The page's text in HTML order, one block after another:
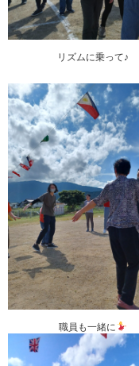
リズムに乗って♪
職員も一緒に